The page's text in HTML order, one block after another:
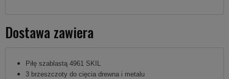
Dostawa zawiera
Piłę szablastą 4961 SKIL
3 brzeszczoty do cięcia drewna i metalu